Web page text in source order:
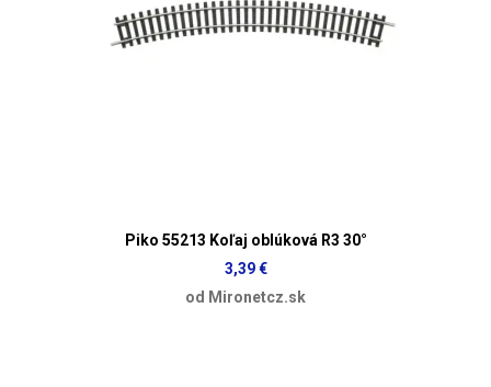
Piko 55213 Koľaj oblúková R3 30°
3,39 €
od Mironetcz.sk